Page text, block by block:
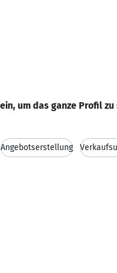
um das ganze Profil zu
Angebotserstellung